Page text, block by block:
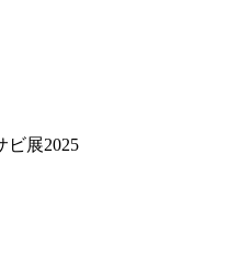
ビ展2025